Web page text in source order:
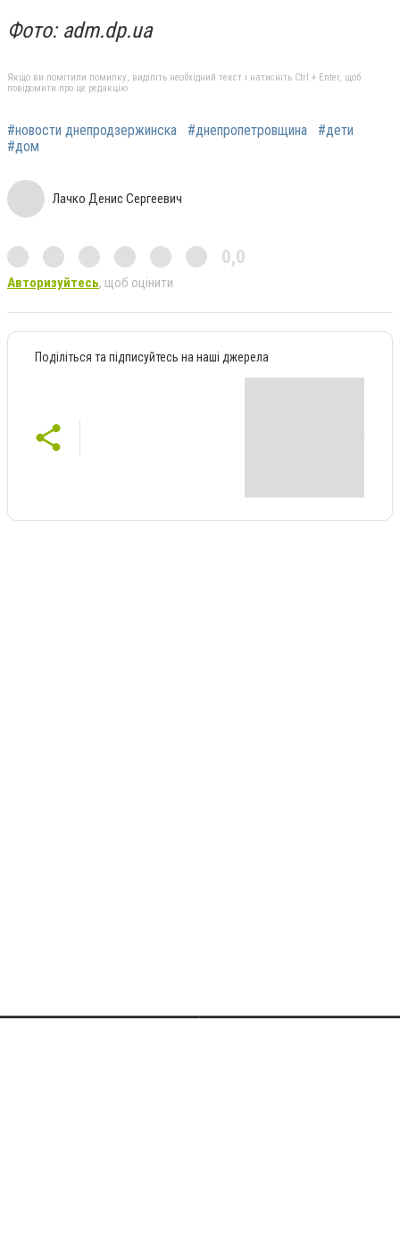
Фото: adm.dp.ua
Якщо ви помітили помилку, виділіть необхідний текст і натисніть Ctrl + Enter, щоб
повідомити про це редакцію
#новости днепродзержинска #днепропетровщина
#дети
#дом
Лачко Денис Сергеевич
0,0
Авторизуйтесь, щоб оцінити
Поділіться та підписуйтесь на наші джерела